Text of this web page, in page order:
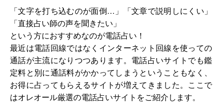
「文字を打ち込むのが面倒…」「文章で説明しにくい」
「直接占い師の声を聞きたい」
という方におすすめなのが電話占い！
最近は電話回線ではなくインターネット回線を使っての
通話が主流になりつつあります。電話占いサイトでも鑑
定料と別に通話料がかかってしまうということもなく、
お得に占ってもらえるサイトが増えてきました。ここで
はオレオール厳選の電話占いサイトをご紹介します。